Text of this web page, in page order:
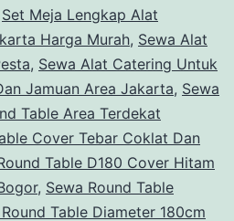
Set Meja Lengkap Alat
Harga Murah, Sewa Alat
, Sewa Alat Catering Untuk
Jamuan Area Jakarta, Sewa
Table Area Terdekat
Cover Tebar Coklat Dan
Table D180 Cover Hitam
, Sewa Round Table
Table Diameter 180cm